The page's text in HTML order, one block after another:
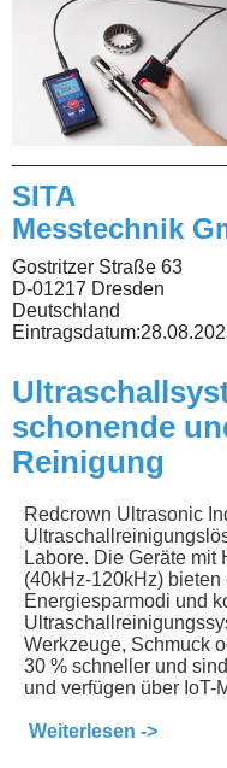
SITA
Messtechnik
Gostritzer Straße 63
D-01217 Dresden
Deutschland
Eintragsdatum:
schonende
Reinigung
Redcrown Ultrasonic
Labore. Die Geräte mit
(40kHz-120kHz)
Energiesparmodi und
Werkzeuge, Schmuck
30 % schneller und
und verfügen über IoT-
Weiterlesen ->